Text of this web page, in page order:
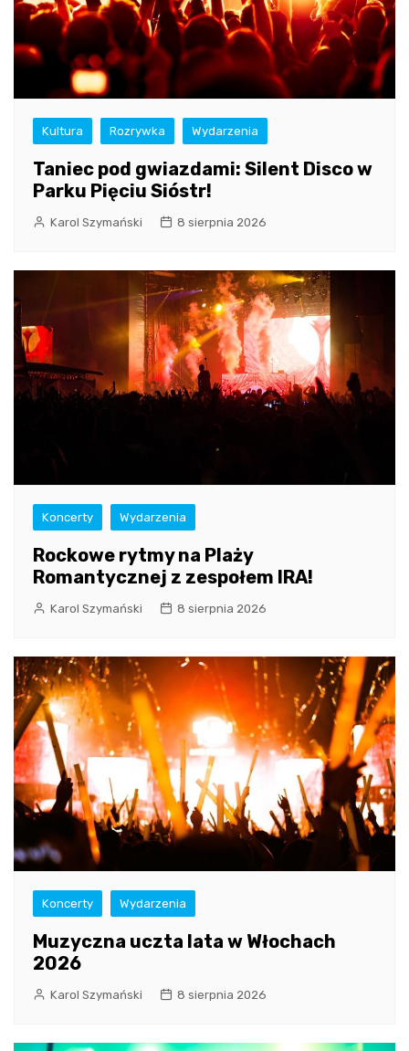
Kultura Rozrywka Wydarzenia
Taniec pod gwiazdami: Silent Disco w
Parku Pięciu Sióstr!
Karol Szymański 8 sierpnia 2026
Koncerty Wydarzenia
Rockowe rytmy na Plaży
Romantycznej z zespołem IRA!
Karol Szymański 8 sierpnia 2026
Koncerty Wydarzenia
Muzyczna uczta lata w Włochach
2026
Karol Szymański 8 sierpnia 2026